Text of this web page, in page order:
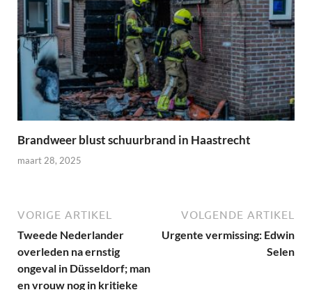
Brandweer blust schuurbrand in Haastrecht
maart 28, 2025
VORIGE ARTIKEL
Tweede Nederlander
overleden na ernstig
ongeval in Düsseldorf; man
en vrouw nog in kritieke
VOLGENDE ARTIKEL
Urgente vermissing: Edwin
Selen